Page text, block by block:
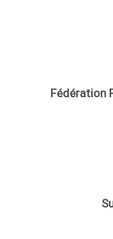
Fédération